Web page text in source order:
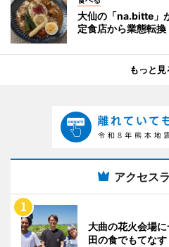
大仙の「na.bitte」
定食店から業態転換
もっと見
アクセス
大曲の花火会場
田の食でもてなす